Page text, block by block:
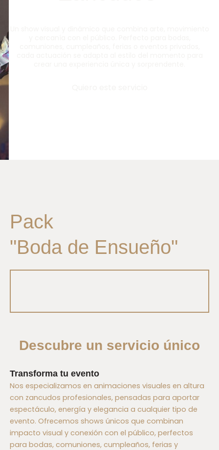
Pack
"Boda de Ensueño"
Descubre un servicio único
Transforma tu evento
Nos especializamos en animaciones visuales en altura
con zancudos profesionales, pensadas para aportar
espectáculo, energía y elegancia a cualquier tipo de
evento. Ofrecemos shows únicos que combinan
impacto visual y conexión con el público, perfectos
para bodas, comuniones, cumpleaños, ferias y